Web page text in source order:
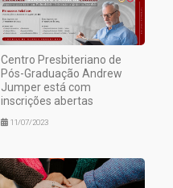
Centro Presbiteriano de
Pós-Graduação Andrew
Jumper está com
inscrições abertas
11/07/2023